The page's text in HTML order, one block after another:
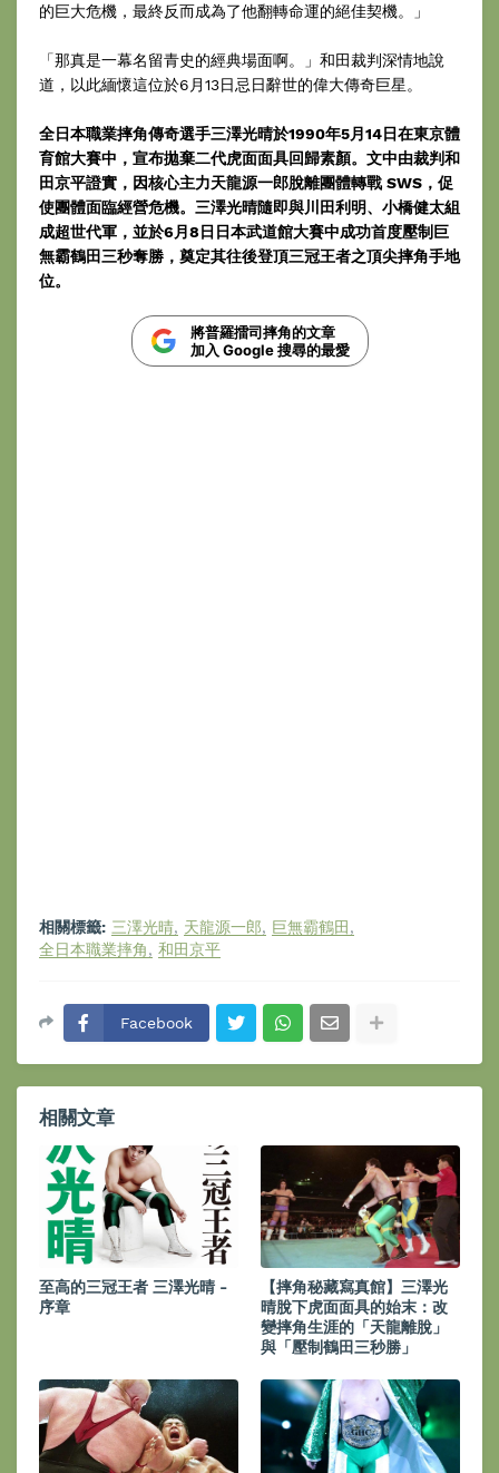
的巨大危機，最終反而成為了他翻轉命運的絕佳契機。」
「那真是一幕名留青史的經典場面啊。」和田裁判深情地說
道，以此緬懷這位於6月13日忌日辭世的偉大傳奇巨星。
全日本職業摔角傳奇選手三澤光晴於1990年5月14日在東京體
育館大賽中，宣布拋棄二代虎面面具回歸素顏。文中由裁判和
田京平證實，因核心主力天龍源一郎脫離團體轉戰 SWS，促
使團體面臨經營危機。三澤光晴隨即與川田利明、小橋健太組
成超世代軍，並於6月8日日本武道館大賽中成功首度壓制巨
無霸鶴田三秒奪勝，奠定其往後登頂三冠王者之頂尖摔角手地
位。
將普羅擂司摔角的文章
加入 Google 搜尋的最愛
相關標籤: 三澤光晴 天龍源一郎
巨無霸鶴田
全日本職業摔角
和田京平
Facebook
相關文章
至高的三冠王者 三澤光晴 -
序章
【摔角秘藏寫真館】三澤光
晴脫下虎面面具的始末：改
變摔角生涯的「天龍離脫」
與「壓制鶴田三秒勝」